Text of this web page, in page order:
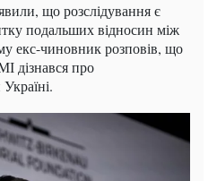
що розслідування є
подальших відносин між
екс-чиновник розповів, що
дізнався про